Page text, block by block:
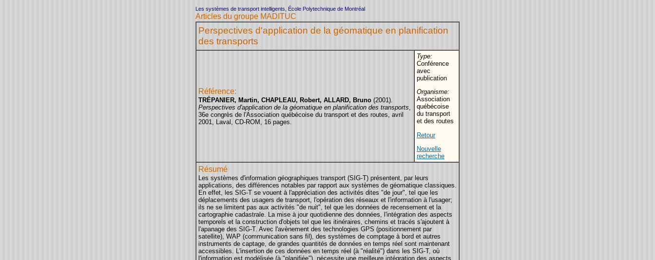
Les systèmes de transport intelligents, École Polytechnique de Montréal
Articles du groupe MADITUC
Perspectives d'application de la géomatique en planification
des transports
Référence:
TRÉPANIER, Martin, CHAPLEAU, Robert, ALLARD, Bruno (2001).
Perspectives d'application de la géomatique en planification des transports,
36e congrès de l'Association québécoise du transport et des routes, avril
2001, Laval, CD-ROM, 16 pages.
Type:
Conférence
avec
publication
Organisme:
Association
québécoise
du transport
et des routes
Retour
Nouvelle
recherche
Résumé
Les systèmes d'information géographiques transport (SIG-T) présentent, par leurs
applications, des différences notables par rapport aux systèmes de géomatique classiques.
En effet, les SIG-T se vouent à l'appréciation des activités dites "de jour", tel que les
déplacements des usagers de transport, l'opération des réseaux et l'information à l'usager;
ils ne se limitent pas aux activités "de nuit", tel que les données de recensement et la
cartographie cadastrale. La mise à jour quotidienne des données, l'intégration des aspects
temporels et la construction d'objets tel que les itinéraires, chemins et tracés s'ajoutent à
l'apanage des SIG-T. Avec l'avènement des technologies GPS (positionnement par
satellite), WAP (communication sans fil), des systèmes de comptage à bord et autres
instruments de captage, de grandes quantités de données en temps réel sont maintenant
accessibles. L'insertion de ces données en temps réel (à "réalité") dans les SIG-T, où
l'information est modélisée (à "planifiée"), nécessite une meilleure intégration des aspects